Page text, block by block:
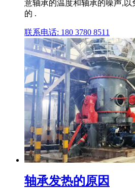
意轴承的温度和轴承的噪声,
的 .
联系电话: 180 3780 8511
轴承发热的原因